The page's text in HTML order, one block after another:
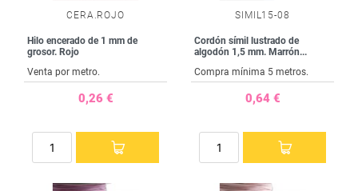
CERA.ROJO
Hilo encerado de 1 mm de
grosor. Rojo
Venta por metro.
0,26 €
SIMIL15-08
Cordón símil lustrado de
algodón 1,5 mm. Marrón...
Compra mínima 5 metros.
0,64 €